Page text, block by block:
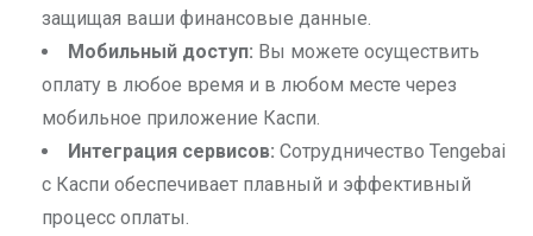
защищая ваши финансовые данные.
Мобильный доступ: Вы можете осуществить
оплату в любое время и в любом месте через
мобильное приложение Каспи.
Интеграция сервисов: Сотрудничество Tengebai
с Каспи обеспечивает плавный и эффективный
процесс оплаты.